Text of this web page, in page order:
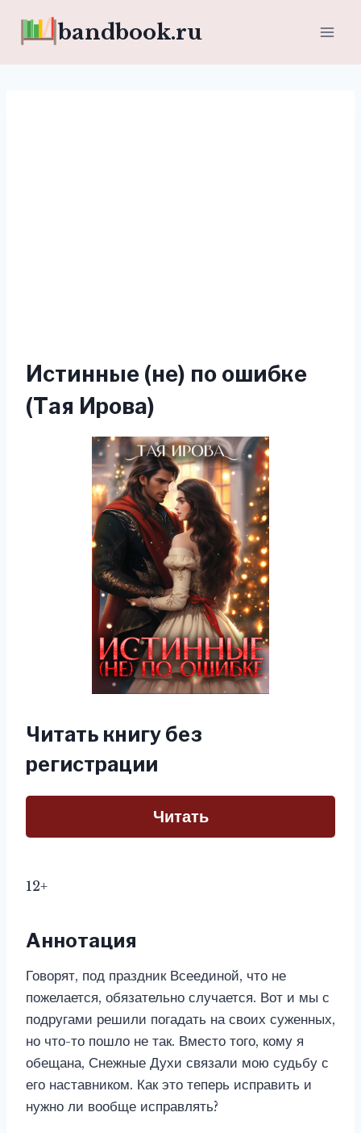
bandbook.ru
Истинные (не) по ошибке
(Тая Ирова)
Читать книгу без
регистрации
Читать
12+
Аннотация
Говорят, под праздник Всеединой, что не
пожелается, обязательно случается. Вот и мы с
подругами решили погадать на своих суженных,
но что-то пошло не так. Вместо того, кому я
обещана, Снежные Духи связали мою судьбу с
его наставником. Как это теперь исправить и
нужно ли вообще исправлять?